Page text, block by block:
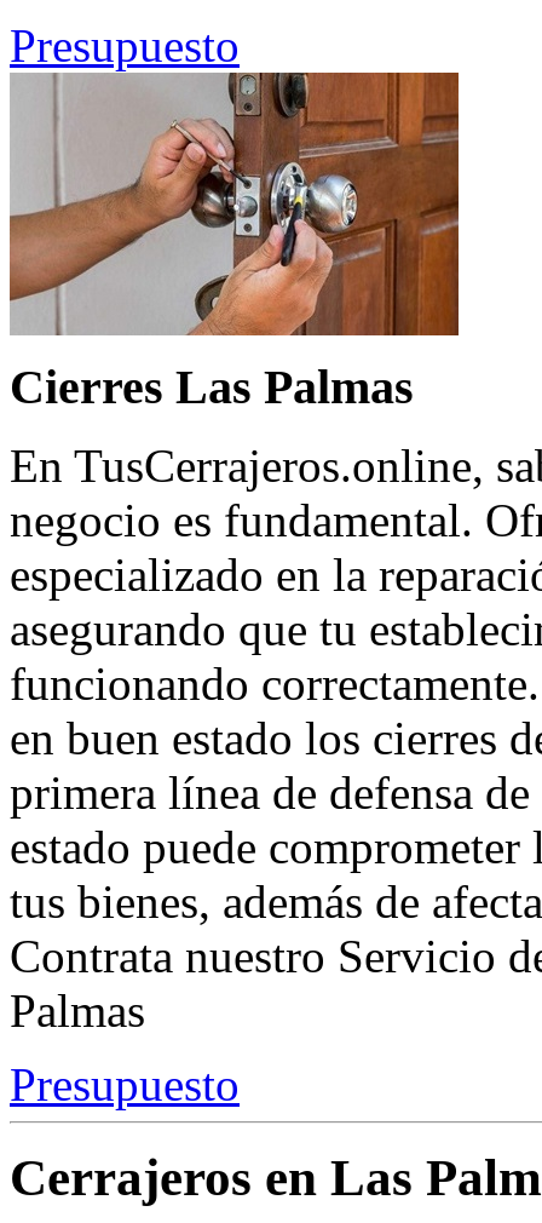
Presupuesto
Cierres Las Palmas
En TusCerrajeros.online,
negocio es fundamental.
especializado en la
asegurando que tu
funcionando
en buen estado los cierres
primera línea de defensa
estado puede
tus bienes, además de
Contrata nuestro Servicio
Palmas
Presupuesto
Cerrajeros en Las